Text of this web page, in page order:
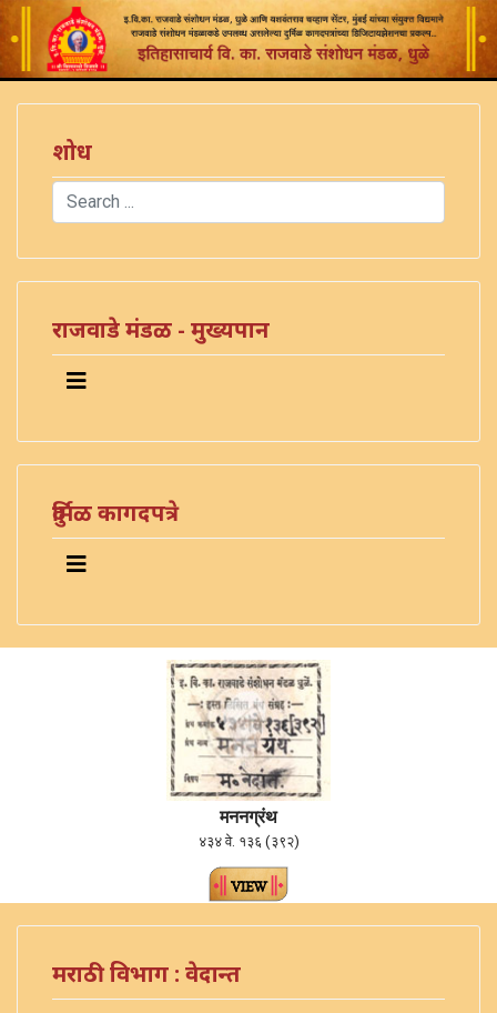
शोध
Search
राजवाडे मंडळ - मुख्यपान
दुर्मिळ कागदपत्रे
मननग्रंथ
४३४ वे. १३६ (३९२)
मराठी विभाग : वेदान्त